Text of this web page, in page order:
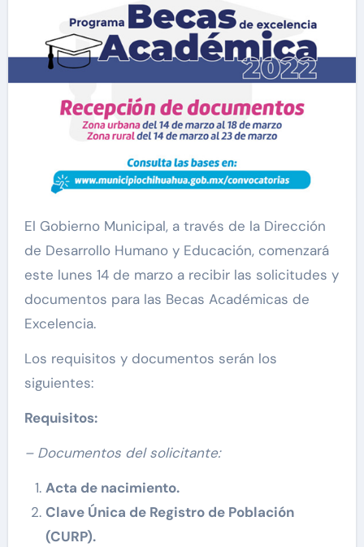
El Gobierno Municipal, a través de la Dirección
de Desarrollo Humano y Educación, comenzará
este lunes 14 de marzo a recibir las solicitudes y
documentos para las Becas Académicas de
Excelencia.
Los requisitos y documentos serán los
siguientes:
Requisitos:
– Documentos del solicitante:
Acta de nacimiento.
Clave Única de Registro de Población
(CURP).